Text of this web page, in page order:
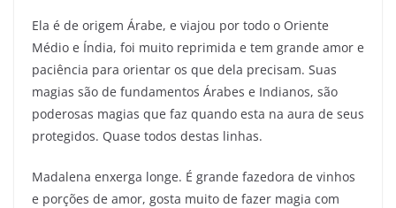
Ela é de origem Árabe, e viajou por todo o Oriente
Médio e Índia, foi muito reprimida e tem grande amor e
paciência para orientar os que dela precisam. Suas
magias são de fundamentos Árabes e Indianos, são
poderosas magias que faz quando esta na aura de seus
protegidos. Quase todos destas linhas.
Madalena enxerga longe. É grande fazedora de vinhos
e porções de amor, gosta muito de fazer magia com